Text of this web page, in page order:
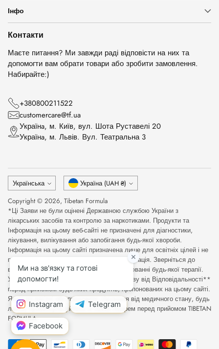
Інфо
Контакти
Маєте питання? Ми завжди раді відповісти на них та
допомогти вам обрати товари або зробити замовлення.
Набирайте:)
+380800211522
customercare@tf.ua
Українa, м. Київ, вул. Шота Руставелі 20
Українa, м. Львів. Вул. Театральна 3
Мова
Українська Валюта
Україна (UAH ₴)
Copyright © 2026, Tibetan Formula
*Ці Заяви не були оцінені Державною службою України з
лікарських засобів та контролю за наркотиками. Продукти та
Інформація на цьому веб-сайті не призначені для діагностики,
лікування, вилікування або запобігання будь-якої хвороби.
Інформація на цьому сайті призначена лише для освітніх цілей і не
повинна розглядатися як медична консультація. Зверніться до
відповідного медичного фахівця при оцінюванні будь-якої терапії.
Уважно прочитайте Повну Медичну Відмову від Відповідальності**
перед прийомом будь-яких продуктів, пропонованих на цьому сайті.
Якщо ви вагітні або проходите лікування від медичного стану, будь
ласка, проконсультуйтесь зі своїм лікарем перед прийомом TIBETAN
FORMULA.